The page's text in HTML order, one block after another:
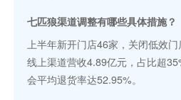
七匹狼渠道调整有哪些具体措施？
上半年新开门店46家，关闭低效门
线上渠道营收4.89亿元，占比超
会平均退货率达52.95%。